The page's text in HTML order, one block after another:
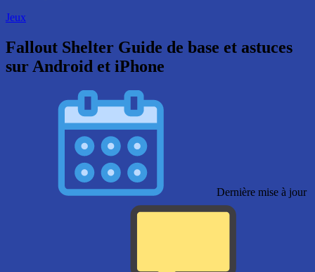
Jeux
Fallout Shelter Guide de base et astuces
sur Android et iPhone
Dernière mise à jour